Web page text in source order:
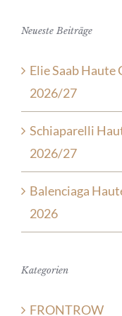
Neueste Beiträge
Elie Saab
2026/27
Schiaparelli
2026/27
Balenciaga
2026
Kategorien
FRONTROW